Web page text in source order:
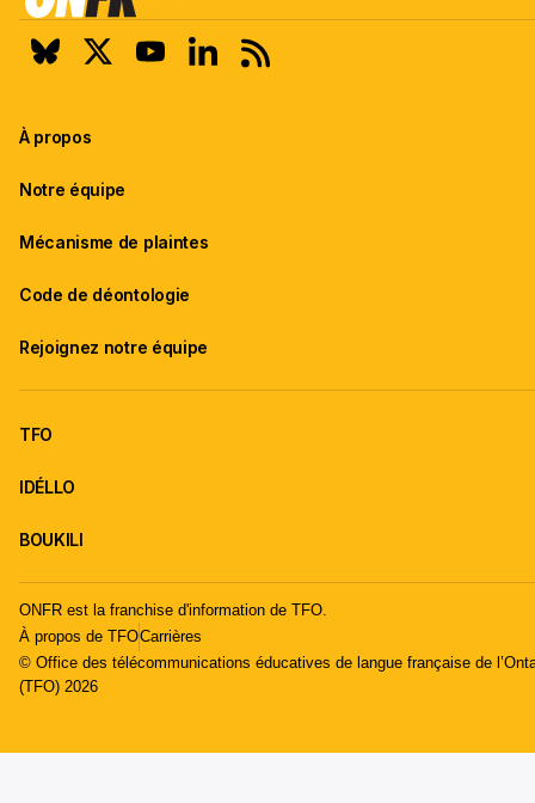
À propos
Notre équipe
Mécanisme de plaintes
Code de déontologie
Rejoignez notre équipe
TFO
IDÉLLO
BOUKILI
ONFR est la franchise d'information de TFO.
À propos de TFOCarrières
© Office des télécommunications éducatives de langue française de
(TFO) 2026